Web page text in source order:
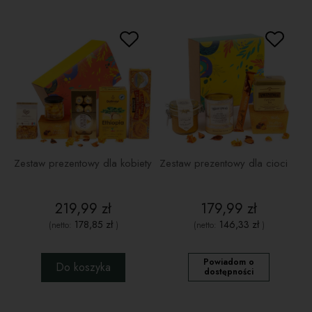
Zestaw prezentowy dla kobiety
219,99 zł
(netto: 178,85 zł)
Do koszyka
Zestaw prezentowy dla cioci
179,99 zł
(netto: 146,33 zł)
Powiadom o
dostępności